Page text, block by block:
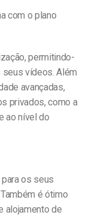
com o plano
permitindo-
seus vídeos. Além
avançadas,
privados, como a
ao nível do
os seus
é ótimo
alojamento de